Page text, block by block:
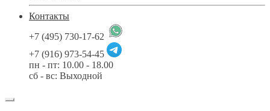
Контакты
+7 (495) 730-17-62
+7 (916) 973-54-45
пн - пт: 10.00 - 18.00
сб - вс: Выходной